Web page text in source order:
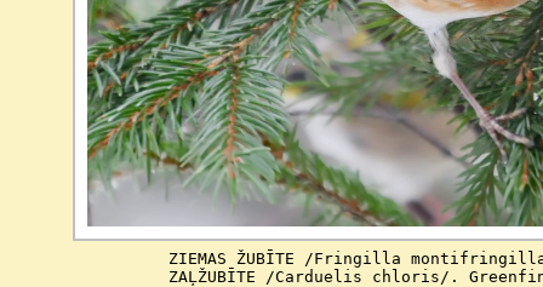
ZIEMAS ŽUBĪTE /Fringilla
ZAĻŽUBĪTE /Carduelis chloris/.